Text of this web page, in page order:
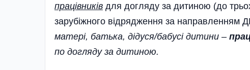
працівників для догляду за дитиною (до трьох
зарубіжного відрядження за направленням
матері, батька, дідуся/бабусі дитини –
по догляду за дитиною.